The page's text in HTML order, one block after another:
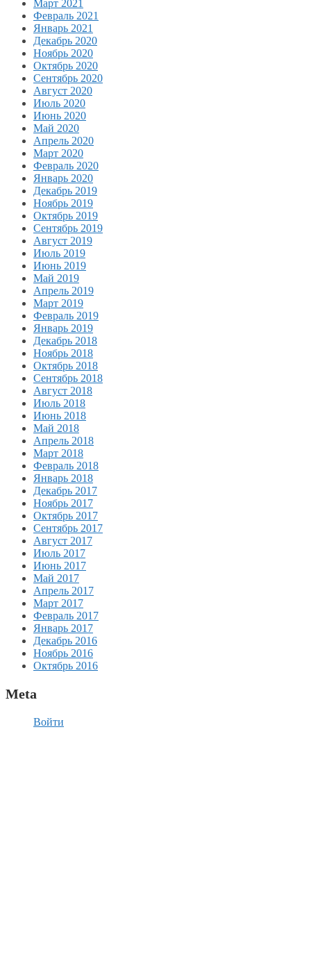
Март 2021
Февраль 2021
Январь 2021
Декабрь 2020
Ноябрь 2020
Октябрь 2020
Сентябрь 2020
Август 2020
Июль 2020
Июнь 2020
Май 2020
Апрель 2020
Март 2020
Февраль 2020
Январь 2020
Декабрь 2019
Ноябрь 2019
Октябрь 2019
Сентябрь 2019
Август 2019
Июль 2019
Июнь 2019
Май 2019
Апрель 2019
Март 2019
Февраль 2019
Январь 2019
Декабрь 2018
Ноябрь 2018
Октябрь 2018
Сентябрь 2018
Август 2018
Июль 2018
Июнь 2018
Май 2018
Апрель 2018
Март 2018
Февраль 2018
Январь 2018
Декабрь 2017
Ноябрь 2017
Октябрь 2017
Сентябрь 2017
Август 2017
Июль 2017
Июнь 2017
Май 2017
Апрель 2017
Март 2017
Февраль 2017
Январь 2017
Декабрь 2016
Ноябрь 2016
Октябрь 2016
Meta
Войти